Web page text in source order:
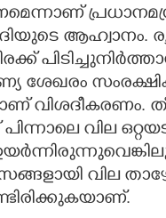
ശേഖരം
വിശദീകരണം.
വില
വില